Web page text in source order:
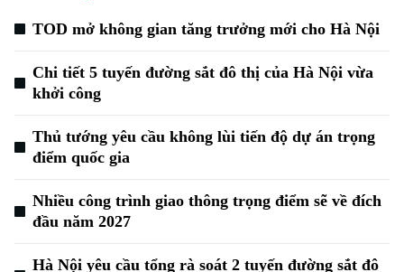
TOD mở không gian tăng trưởng mới cho Hà Nội
Chi tiết 5 tuyến đường sắt đô thị của Hà Nội vừa
khởi công
Thủ tướng yêu cầu không lùi tiến độ dự án trọng
điểm quốc gia
Nhiều công trình giao thông trọng điểm sẽ về đích
đầu năm 2027
Hà Nội yêu cầu tổng rà soát 2 tuyến đường sắt đô